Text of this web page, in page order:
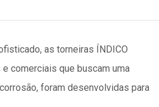
as torneiras ÍNDICO
comerciais que buscam uma
foram desenvolvidas para